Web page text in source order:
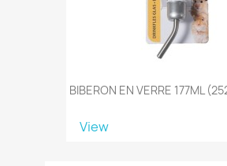
BIBERON EN VERRE 177ML
View